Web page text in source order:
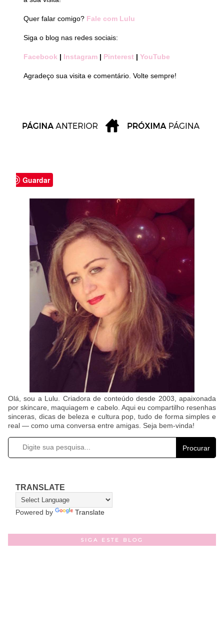
Quer falar comigo? Fale com Lulu
Siga o blog nas redes sociais:
Facebook | Instagram | Pinterest | YouTube
Agradeço sua visita e comentário. Volte sempre!
Guardar
Olá, sou a Lulu. Criadora de conteúdo desde 2003, apaixonada
por skincare, maquiagem e cabelo. Aqui eu compartilho resenhas
sinceras, dicas de beleza e cultura pop, tudo de forma simples e
real — como uma conversa entre amigas. Seja bem-vinda!
Procurar
TRANSLATE
Powered by Translate
SIGA ESTE BLOG